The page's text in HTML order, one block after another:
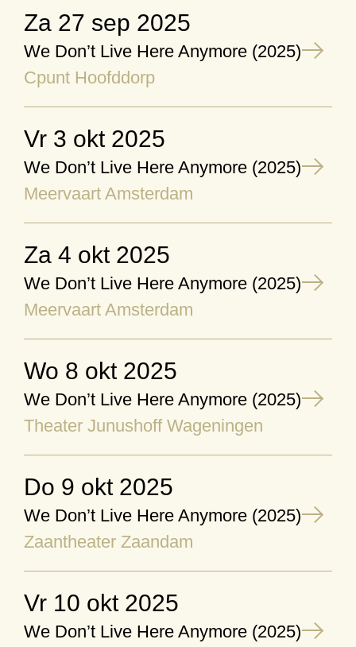
za 27 sep 2025
We Don’t Live Here Anymore (2025)
Cpunt Hoofddorp
vr 3 okt 2025
We Don’t Live Here Anymore (2025)
Meervaart Amsterdam
za 4 okt 2025
We Don’t Live Here Anymore (2025)
Meervaart Amsterdam
wo 8 okt 2025
We Don’t Live Here Anymore (2025)
Theater Junushoff Wageningen
do 9 okt 2025
We Don’t Live Here Anymore (2025)
Zaantheater Zaandam
vr 10 okt 2025
We Don’t Live Here Anymore (2025)